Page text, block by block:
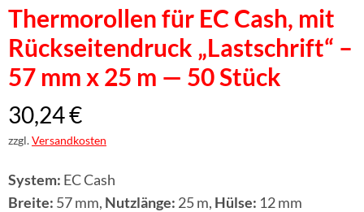
Thermorollen für EC Cash, mit
Rückseitendruck „Lastschrift“ –
57 mm x 25 m — 50 Stück
30,24€
zzgl.Versandkosten
System: EC Cash
Breite: 57 mm, Nutzlänge: 25 m, Hülse: 12 mm